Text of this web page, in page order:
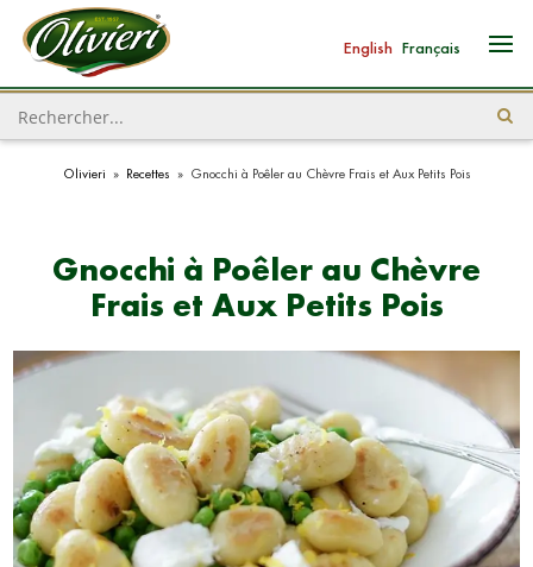
English Français
Olivieri » Recettes » Gnocchi à Poêler au Chèvre Frais et Aux Petits Pois
Gnocchi à Poêler au Chèvre
Frais et Aux Petits Pois